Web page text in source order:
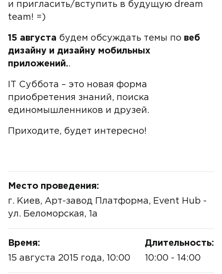
и пригласить/вступить в будущую dream
team! =)
15 августа будем обсуждать темы по веб
дизайну и дизайну мобильных
приложений..
IT Суббота – это новая форма
приобретения знаний, поиска
единомышленников и друзей.
Приходите, будет интересно!
Место проведения:
г. Киев, Арт-завод Платформа, Event Hub -
ул. Беломорская, 1а
Время:
15 августа 2015 года, 10:00
Длительность:
10:00 - 14:00